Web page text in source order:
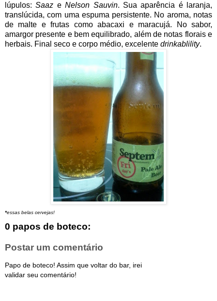
lúpulos:Saaz eNelson Sauvin. Sua aparência é laranja,
translúcida, com uma espuma persistente. No aroma, notas
de malte e frutas como abacaxi e maracujá. No sabor,
amargor presente e bem equilibrado, além de notas florais e
herbais. Final seco e corpo médio, excelente drinkablility.
*essas belas cervejas!
0 papos de boteco:
Postar um comentário
Papo de boteco! Assim que voltar do bar, irei
validar seu comentário!